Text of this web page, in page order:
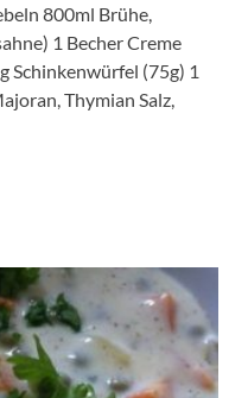
800ml Brühe,
1 Becher Creme
Schinkenwürfel (75g) 1
Thymian Salz,